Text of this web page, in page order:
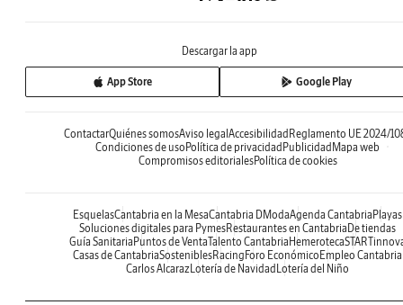
Descargar la app
App Store Google Play
ContactarQuiénes somosAviso legal Accesibilidad Reglamento UE 2024/
Condiciones de uso Política de privacidad Publicidad Mapa web
Compromisos editorialesPolítica de cookies
EsquelasCantabria en la MesaCantabria DModaAgenda Cantabria Playas
Soluciones digitales para PymesRestaurantes en Cantabria De tiendas
Guía Sanitaria Puntos de VentaTalento Cantabria Hemeroteca
Casas de CantabriaSosteniblesRacing Foro Económico Empleo Cantabria
Carlos Alcaraz Lotería de Navidad Lotería del Niño